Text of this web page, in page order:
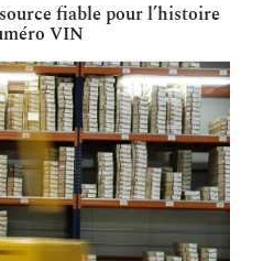
fiable pour l’histoire
VIN